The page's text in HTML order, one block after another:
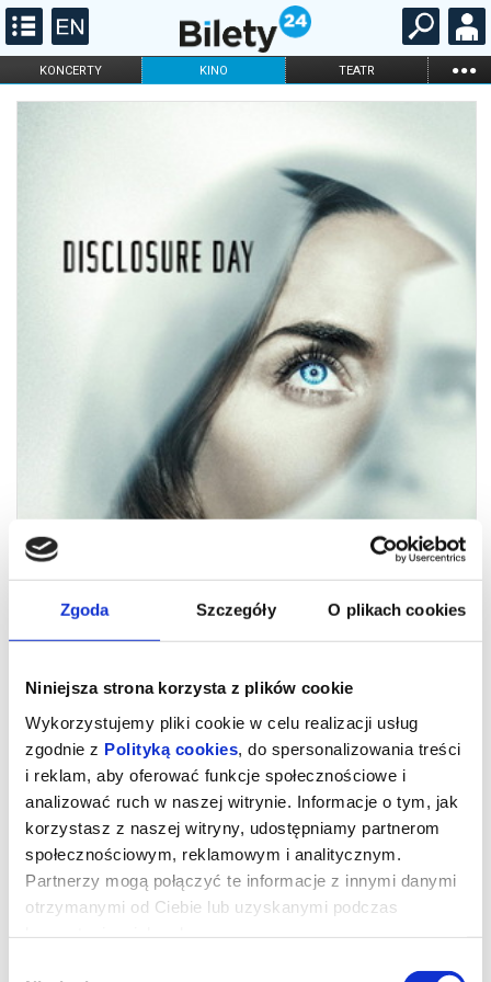
Zgoda Szczegóły O plikach cookies
Niniejsza strona korzysta z plików cookie
Wykorzystujemy pliki cookie w celu realizacji usług
zgodnie z Polityką cookies , do spersonalizowania treści
i reklam, aby oferować funkcje społecznościowe i
analizować ruch w naszej witrynie. Informacje o tym, jak
korzystasz z naszej witryny, udostępniamy partnerom
społecznościowym, reklamowym i analitycznym.
Partnerzy mogą połączyć te informacje z innymi danymi
otrzymanymi od Ciebie lub uzyskanymi podczas
KONCERTY KINO TEATR ...
FILHARMONIA OPERA I BALET
DZIEŃ OBJAWIENIA 2D napisy
Gdybyś dowiedział się, że nie jesteśmy sami, gdyby ktoś ci to
Universal Pictures z dumą przedstawia nowy film autorstwa
W filmie „Dzień objawienia” występują: zdobywczyni nagrody SAG i